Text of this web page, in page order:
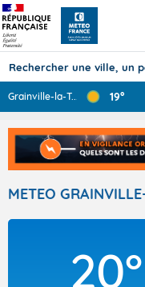
TOUS
Grainville-la-T... 19°
METEO
20°